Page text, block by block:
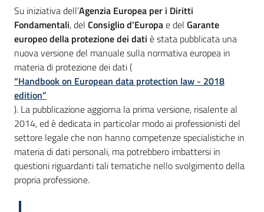
Introduzione
Su iniziativa dell’Agenzia Europea per i Diritti
Fondamentali, del Consiglio d’Europae del Garante
europeo della protezione dei dati è stata pubblicata una
nuova versione del manuale sulla normativa europea in
materia di protezione dei dati (
“Handbook on European data protection law - 2018
edition”
). La pubblicazione aggiorna la prima versione, risalente al
2014, ed è dedicata in particolar modo ai professionisti del
settore legale che non hanno competenze specialistiche in
materia di dati personali, ma potrebbero imbattersi in
questioni riguardanti tali tematiche nello svolgimento della
propria professione.